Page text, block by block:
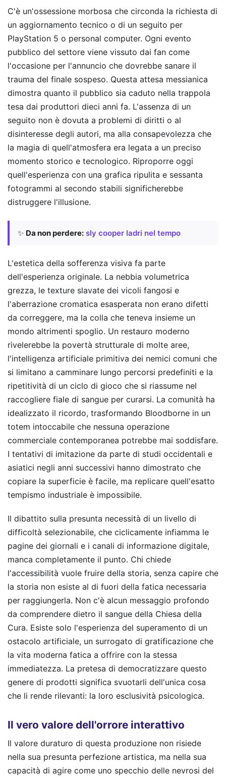
C'è un'ossessione morbosa che circonda la richiesta di
un aggiornamento tecnico o di un seguito per
PlayStation 5 o personal computer. Ogni evento
pubblico del settore viene vissuto dai fan come
l'occasione per l'annuncio che dovrebbe sanare il
trauma del finale sospeso. Questa attesa messianica
dimostra quanto il pubblico sia caduto nella trappola
tesa dai produttori dieci anni fa. L'assenza di un
seguito non è dovuta a problemi di diritti o al
disinteresse degli autori, ma alla consapevolezza che
la magia di quell'atmosfera era legata a un preciso
momento storico e tecnologico. Riproporre oggi
quell'esperienza con una grafica ripulita e sessanta
fotogrammi al secondo stabili significherebbe
distruggere l'illusione.
✨ Da non perdere: sly cooper ladri nel tempo
L'estetica della sofferenza visiva fa parte
dell'esperienza originale. La nebbia volumetrica
grezza, le texture slavate dei vicoli fangosi e
l'aberrazione cromatica esasperata non erano difetti
da correggere, ma la colla che teneva insieme un
mondo altrimenti spoglio. Un restauro moderno
rivelerebbe la povertà strutturale di molte aree,
l'intelligenza artificiale primitiva dei nemici comuni che
si limitano a camminare lungo percorsi predefiniti e la
ripetitività di un ciclo di gioco che si riassume nel
raccogliere fiale di sangue per curarsi. La comunità ha
idealizzato il ricordo, trasformando Bloodborne in un
totem intoccabile che nessuna operazione
commerciale contemporanea potrebbe mai soddisfare.
I tentativi di imitazione da parte di studi occidentali e
asiatici negli anni successivi hanno dimostrato che
copiare la superficie è facile, ma replicare quell'esatto
tempismo industriale è impossibile.
Il dibattito sulla presunta necessità di un livello di
difficoltà selezionabile, che ciclicamente infiamma le
pagine dei giornali e i canali di informazione digitale,
manca completamente il punto. Chi chiede
l'accessibilità vuole fruire della storia, senza capire che
la storia non esiste al di fuori della fatica necessaria
per raggiungerla. Non c'è alcun messaggio profondo
da comprendere dietro il sangue della Chiesa della
Cura. Esiste solo l'esperienza del superamento di un
ostacolo artificiale, un surrogato di gratificazione che
la vita moderna fatica a offrire con la stessa
immediatezza. La pretesa di democratizzare questo
genere di prodotti significa svuotarli dell'unica cosa
che li rende rilevanti: la loro esclusività psicologica.
Il vero valore dell'orrore interattivo
Il valore duraturo di questa produzione non risiede
nella sua presunta perfezione artistica, ma nella sua
capacità di agire come uno specchio delle nevrosi del